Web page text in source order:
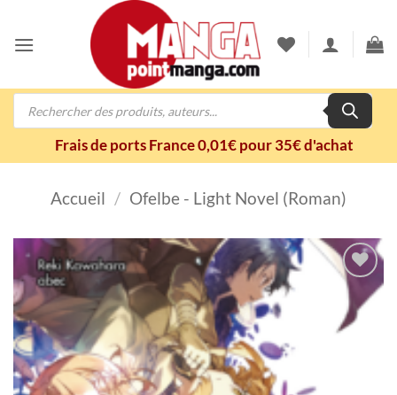
contenu
Recherche
Frais de ports France 0,01€ pour 35€ d'achat
Accueil / Ofelbe - Light Novel (Roman)
Ajouter
à la
wishlist